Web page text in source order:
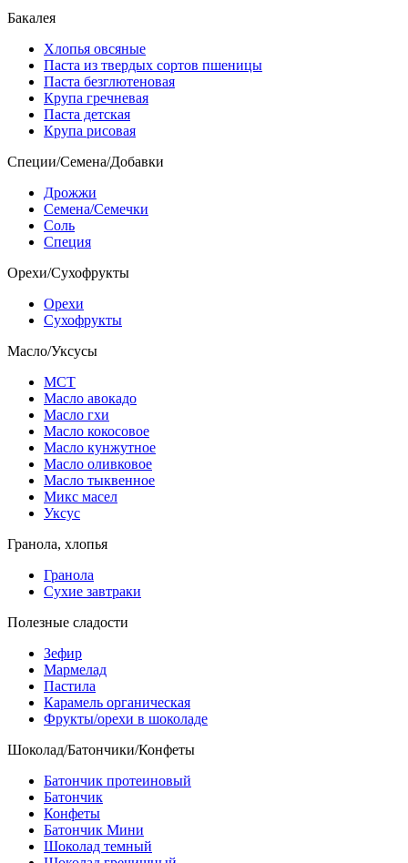
Бакалея
Хлопья овсяные
Паста из твердых сортов пшеницы
Паста безглютеновая
Крупа гречневая
Паста детская
Крупа рисовая
Специи/Семена/Добавки
Дрожжи
Семена/Семечки
Соль
Специя
Орехи/Сухофрукты
Орехи
Сухофрукты
Масло/Уксусы
МСТ
Масло авокадо
Масло гхи
Масло кокосовое
Масло кунжутное
Масло оливковое
Масло тыквенное
Микс масел
Уксус
Гранола, хлопья
Гранола
Сухие завтраки
Полезные сладости
Зефир
Мармелад
Пастила
Карамель органическая
Фрукты/орехи в шоколаде
Шоколад/Батончики/Конфеты
Батончик протеиновый
Батончик
Конфеты
Батончик Мини
Шоколад темный